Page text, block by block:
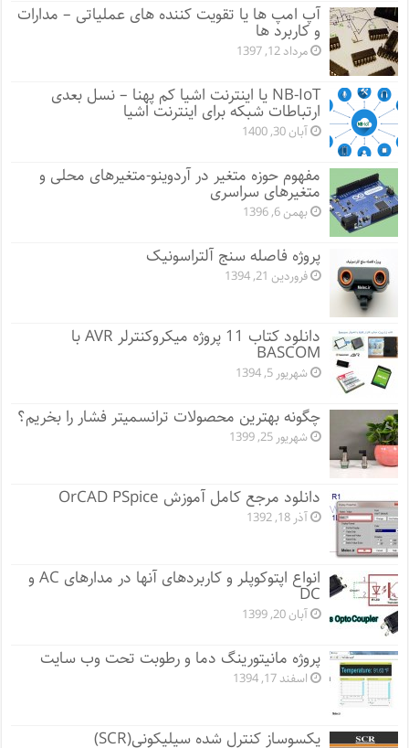
آپ امپ ها یا تقویت کننده های عملیاتی – مدارات
و کاربرد ها
مرداد 12, 1397
NB-IoT یا اینترنت اشیا کم پهنا – نسل بعدی
ارتباطات شبکه برای اینترنت اشیا
آبان 30, 1400
مفهوم حوزه متغیر در آردوینو-متغیرهای محلی و
متغیرهای سراسری
بهمن 6, 1396
پروژه فاصله سنج آلتراسونیک
فروردین 21, 1394
دانلود کتاب 11 پروژه میکروکنترلر AVR با
BASCOM
شهریور 5, 1394
چگونه بهترین محصولات ترانسمیتر فشار را بخریم؟
شهریور 25, 1399
دانلود مرجع کامل آموزش OrCAD PSpice
آذر 18, 1392
انواع اپتوکوپلر و کاربردهای آنها در مدارهای AC و
DC
آبان 20, 1399
پروژه مانيتورينگ دما و رطوبت تحت وب سایت
اسفند 17, 1394
یکسوساز کنترل شده سیلیکونی(SCR)